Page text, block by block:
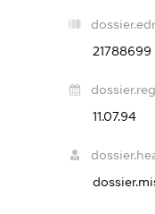
21788699
11.07.94